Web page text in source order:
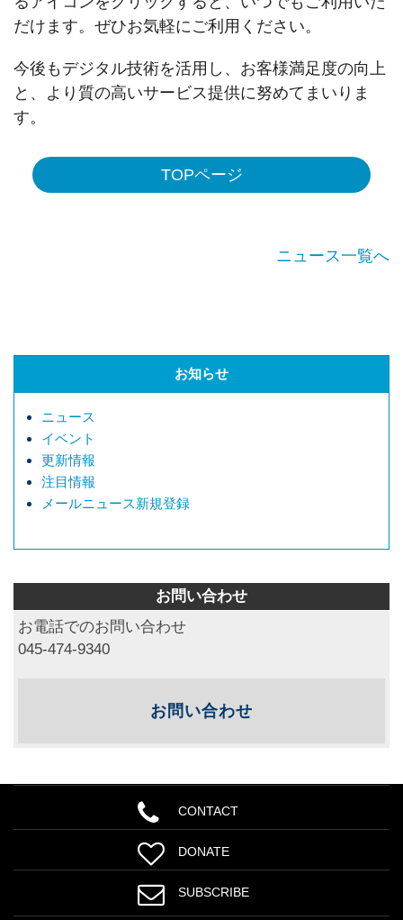
だけます。ぜひお気軽にご利用ください。
今後もデジタル技術を活用し、お客様満足度の向上
と、より質の高いサービス提供に努めてまいりま
す。
TOPページ
ニュース一覧へ
お知らせ
ニュース
イベント
更新情報
注目情報
メールニュース新規登録
お問い合わせ
お電話でのお問い合わせ
045-474-9340
お問い合わせ
CONTACT
DONATE
SUBSCRIBE